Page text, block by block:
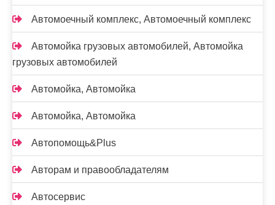
Автомоечный комплекс, Автомоечный комплекс
Автомойка грузовых автомобилей, Автомойка
грузовых автомобилей
Автомойка, Автомойка
Автомойка, Автомойка
Автопомощь&Plus
Авторам и правообладателям
Автосервис